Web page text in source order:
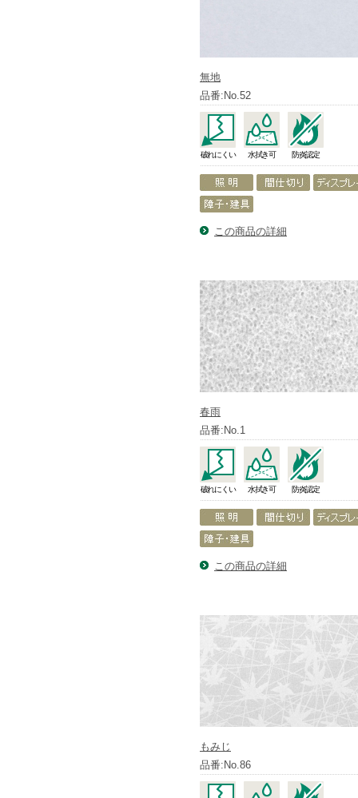
無地
品番:No.52
破れにくい 水拭き可 防炎認定
この商品の詳細
春雨
品番:No.1
破れにくい 水拭き可 防炎認定
この商品の詳細
もみじ
品番:No.86